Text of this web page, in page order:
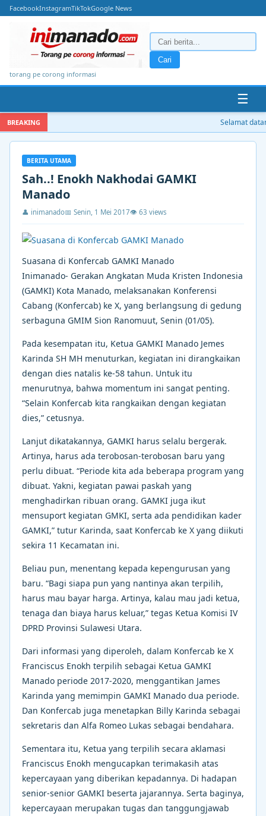
FacebookInstagramTikTokGoogle News
torang pe corong informasi
Cari
☰
BREAKING Selamat
BERITA UTAMA
Sah..! Enokh Nakhodai GAMKI
Manado
👤 inimanado📅 Senin, 1 Mei 2017👁 63 views
Suasana di Konfercab GAMKI Manado
Inimanado- Gerakan Angkatan Muda Kristen Indonesia
(GAMKI) Kota Manado, melaksanakan Konferensi
Cabang (Konfercab) ke X, yang berlangsung di gedung
serbaguna GMIM Sion Ranomuut, Senin (01/05).
Pada kesempatan itu, Ketua GAMKI Manado Jemes
Karinda SH MH menuturkan, kegiatan ini dirangkaikan
dengan dies natalis ke-58 tahun. Untuk itu
menurutnya, bahwa momentum ini sangat penting.
“Selain Konfercab kita rangkaikan dengan kegiatan
dies,” cetusnya.
Lanjut dikatakannya, GAMKI harus selalu bergerak.
Artinya, harus ada terobosan-terobosan baru yang
perlu dibuat. “Periode kita ada beberapa program yang
dibuat. Yakni, kegiatan pawai paskah yang
menghadirkan ribuan orang. GAMKI juga ikut
mensuport kegiatan GMKI, serta ada pendidikan kader
GAMKI,” tutur Karinda, saat Konfercab ke X yang diikuti
sekira 11 Kecamatan ini.
Beliau pun, menentang kepada kepengurusan yang
baru. “Bagi siapa pun yang nantinya akan terpilih,
harus mau bayar harga. Artinya, kalau mau jadi ketua,
tenaga dan biaya harus keluar,” tegas Ketua Komisi IV
DPRD Provinsi Sulawesi Utara.
Dari informasi yang diperoleh, dalam Konfercab ke X
Franciscus Enokh terpilih sebagai Ketua GAMKI
Manado periode 2017-2020, menggantikan James
Karinda yang memimpin GAMKI Manado dua periode.
Dan Konfercab juga menetapkan Billy Karinda sebagai
sekretaris dan Alfa Romeo Lukas sebagai bendahara.
Sementara itu, Ketua yang terpilih secara aklamasi
Franciscus Enokh mengucapkan terimakasih atas
kepercayaan yang diberikan kepadannya. Di hadapan
senior-senior GAMKI beserta jajarannya. Serta baginya,
kepercayaan merupakan tugas dan tanggungjawab